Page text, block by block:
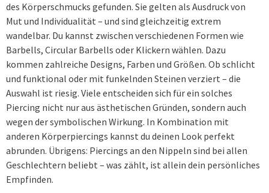
des Körperschmucks gefunden. Sie gelten als Ausdruck von
Mut und Individualität – und sind gleichzeitig extrem
wandelbar. Du kannst zwischen verschiedenen Formen wie
Barbells, Circular Barbells oder Klickern wählen. Dazu
kommen zahlreiche Designs, Farben und Größen. Ob schlicht
und funktional oder mit funkelnden Steinen verziert – die
Auswahl ist riesig. Viele entscheiden sich für ein solches
Piercing nicht nur aus ästhetischen Gründen, sondern auch
wegen der symbolischen Wirkung. In Kombination mit
anderen Körperpiercings kannst du deinen Look perfekt
abrunden. Übrigens: Piercings an den Nippeln sind bei allen
Geschlechtern beliebt – was zählt, ist allein dein persönliches
Empfinden.